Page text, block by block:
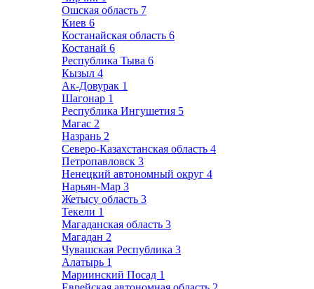
Ошская область 7
Киев 6
Костанайская область 6
Костанай 6
Республика Тыва 6
Кызыл 4
Ак-Довурак 1
Шагонар 1
Республика Ингушетия 5
Магас 2
Назрань 2
Северо-Казахстанская область 4
Петропавловск 3
Ненецкий автономный округ 4
Нарьян-Мар 3
Жетысу область 3
Текели 1
Магаданская область 3
Магадан 2
Чувашская Республика 3
Алатырь 1
Мариинский Посад 1